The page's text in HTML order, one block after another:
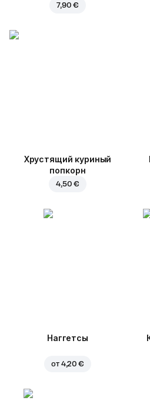
7,90 €
Хрустящий куриный
попкорн
4,50 €
Наггетсы
от 4,20 €